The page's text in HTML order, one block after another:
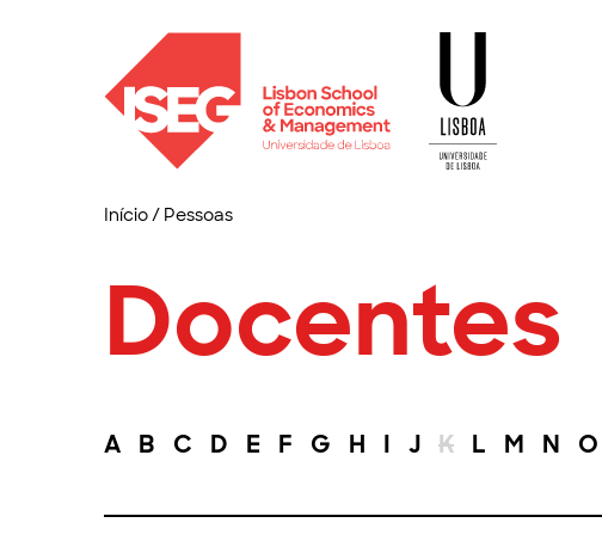
Início/ Pessoas
Docentes
A B C D E F G H I J K L M N O